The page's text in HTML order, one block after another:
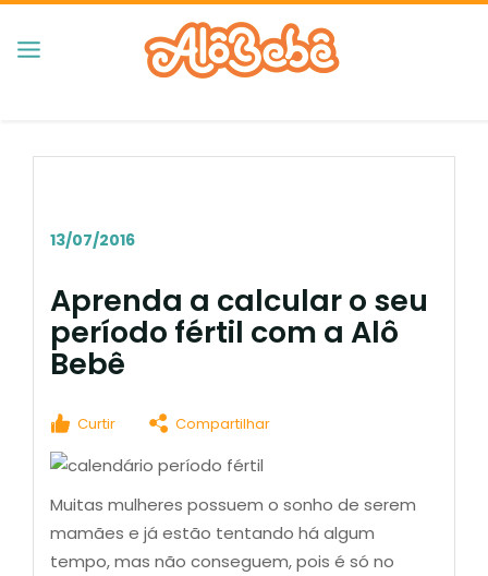
13/07/2016
Aprenda a calcular o seu
período fértil com a Alô
Bebê
Curtir Compartilhar
Muitas mulheres possuem o sonho de serem
mamães e já estão tentando há algum
tempo, mas não conseguem, pois é só no